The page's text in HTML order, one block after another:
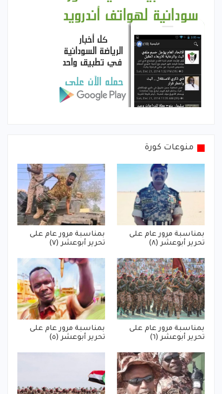
منوعات كورة
بمناسبة مرور عام على
تحرير أبوعشر (٨)
بمناسبة مرور عام على
تحرير أبوعشر (٧)
بمناسبة مرور عام على
تحرير أبوعشر (٦)
بمناسبة مرور عام على
تحرير أبوعشر (٥)